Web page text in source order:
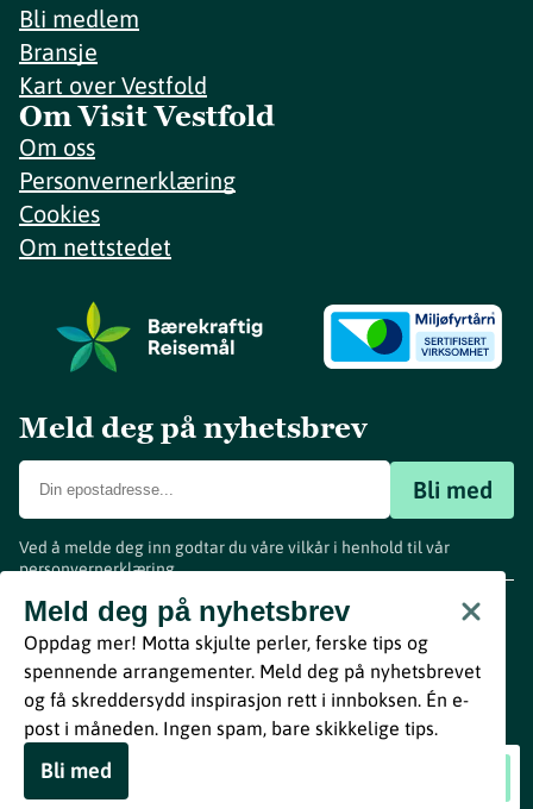
Sandefjord Musikkorps: Sensommer Kick Off!
Bli medlem
Bransje
Kart over Vestfold
Om Visit Vestfold
Om oss
Personvernerklæring
Cookies
Om nettstedet
Meld deg på nyhetsbrev
Bli med
Ved å melde deg inn godtar du våre vilkår i henhold til vår
personvernerklæring.
Meld deg på nyhetsbrev
Oppdag mer! Motta skjulte perler, ferske tips og
spennende arrangementer. Meld deg på nyhetsbrevet
og få skreddersydd inspirasjon rett i innboksen. Én e-
post i måneden. Ingen spam, bare skikkelige tips.
Bli med
www.visitvestfold.com
Turistinformasjon
Vestfold Fylkeskommune
ByBreakfast